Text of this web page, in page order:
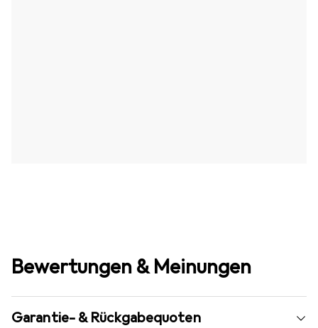
Bewertungen & Meinungen
Garantie- & Rückgabequoten